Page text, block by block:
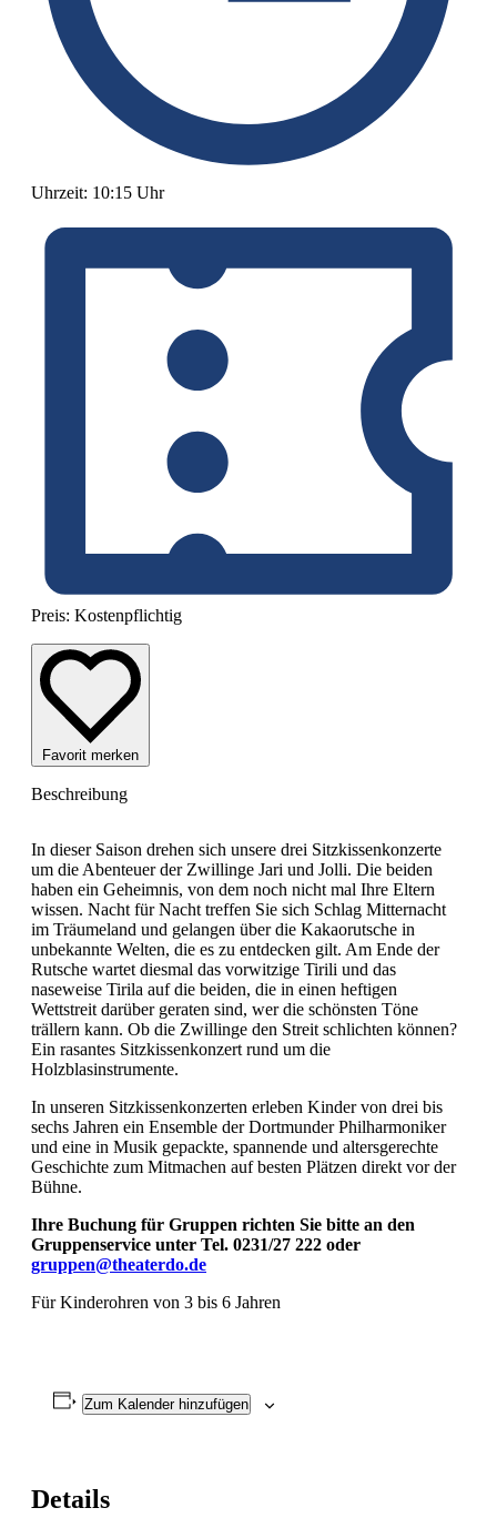
Uhrzeit: 10:15 Uhr
Preis: Kostenpflichtig
Favorit merken
Beschreibung
In dieser Saison drehen sich unsere drei Sitzkissenkonzerte
um die Abenteuer der Zwillinge Jari und Jolli. Die beiden
haben ein Geheimnis, von dem noch nicht mal Ihre Eltern
wissen. Nacht für Nacht treffen Sie sich Schlag Mitternacht
im Träumeland und gelangen über die Kakaorutsche in
unbekannte Welten, die es zu entdecken gilt. Am Ende der
Rutsche wartet diesmal das vorwitzige Tirili und das
naseweise Tirila auf die beiden, die in einen heftigen
Wettstreit darüber geraten sind, wer die schönsten Töne
trällern kann. Ob die Zwillinge den Streit schlichten können?
Ein rasantes Sitzkissenkonzert rund um die
Holzblasinstrumente.
In unseren Sitzkissenkonzerten erleben Kinder von drei bis
sechs Jahren ein Ensemble der Dortmunder Philharmoniker
und eine in Musik gepackte, spannende und altersgerechte
Geschichte zum Mitmachen auf besten Plätzen direkt vor der
Bühne.
Ihre Buchung für Gruppen richten Sie bitte an den
Gruppenservice unter Tel. 0231/27 222 oder
gruppen@theaterdo.de
Für Kinderohren von 3 bis 6 Jahren
Zum Kalender hinzufügen
Details